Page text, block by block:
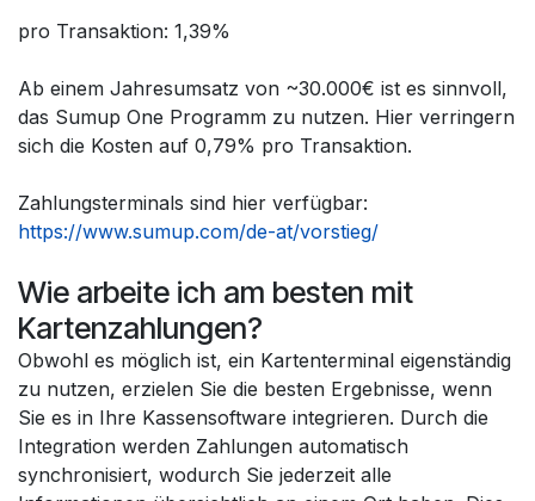
pro Transaktion: 1,39%
Ab einem Jahresumsatz von ~30.000€ ist es sinnvoll,
das Sumup One Programm zu nutzen. Hier verringern
sich die Kosten auf 0,79% pro Transaktion.
Zahlungsterminals sind hier verfügbar:
https://www.sumup.com/de-at/vorstieg/
Wie arbeite ich am besten mit
Kartenzahlungen?
Obwohl es möglich ist, ein Kartenterminal eigenständig
zu nutzen, erzielen Sie die besten Ergebnisse, wenn
Sie es in Ihre Kassensoftware integrieren. Durch die
Integration werden Zahlungen automatisch
synchronisiert, wodurch Sie jederzeit alle